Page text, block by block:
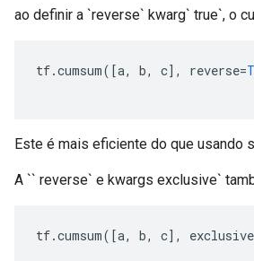
ao definir a `reverse` kwarg` true`, o
tf.cumsum([a, b, c], reverse=
Este é mais eficiente do que usando
A `` reverse` e kwargs exclusive`
tf.cumsum([a, b, c], exclusive